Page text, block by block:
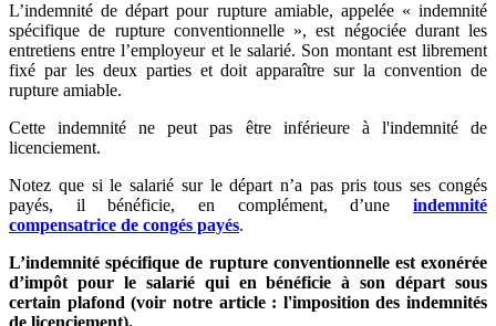
L’indemnité de départ pour rupture amiable, appelée « indemnité
spécifique de rupture conventionnelle », est négociée durant les
entretiens entre l’employeur et le salarié. Son montant est librement
fixé par les deux parties et doit apparaître sur la convention de
rupture amiable.
Cette indemnité ne peut pas être inférieure à l'indemnité de
licenciement.
Notez que si le salarié sur le départ n’a pas pris tous ses congés
payés, il bénéficie, en complément, d’une
indemnité
compensatrice de congés payés.
L’indemnité spécifique de rupture conventionnelle est exonérée
d’impôt pour le salarié qui en bénéficie à son départ sous
certain plafond (voir notre article : l'imposition des indemnités